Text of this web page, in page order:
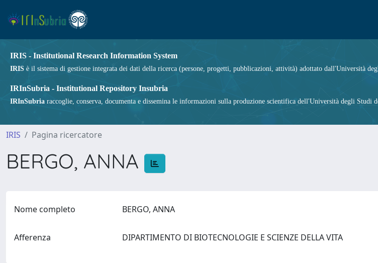
IRIS - Institutional Research Information System
IRIS è il sistema di gestione integrata dei dati della ricerca (persone, progetti, pubblicazioni, attività) adottato dall'Università
IRInSubria - Institutional Repository Insubria
IRInSubria raccoglie, conserva, documenta e dissemina le informazioni sulla produzione scientifica dell'Università degli Studi
IRIS Pagina ricercatore
BERGO, ANNA
Nome completo BERGO, ANNA
Afferenza DIPARTIMENTO DI BIOTECNOLOGIE E SCIENZE DELLA VITA